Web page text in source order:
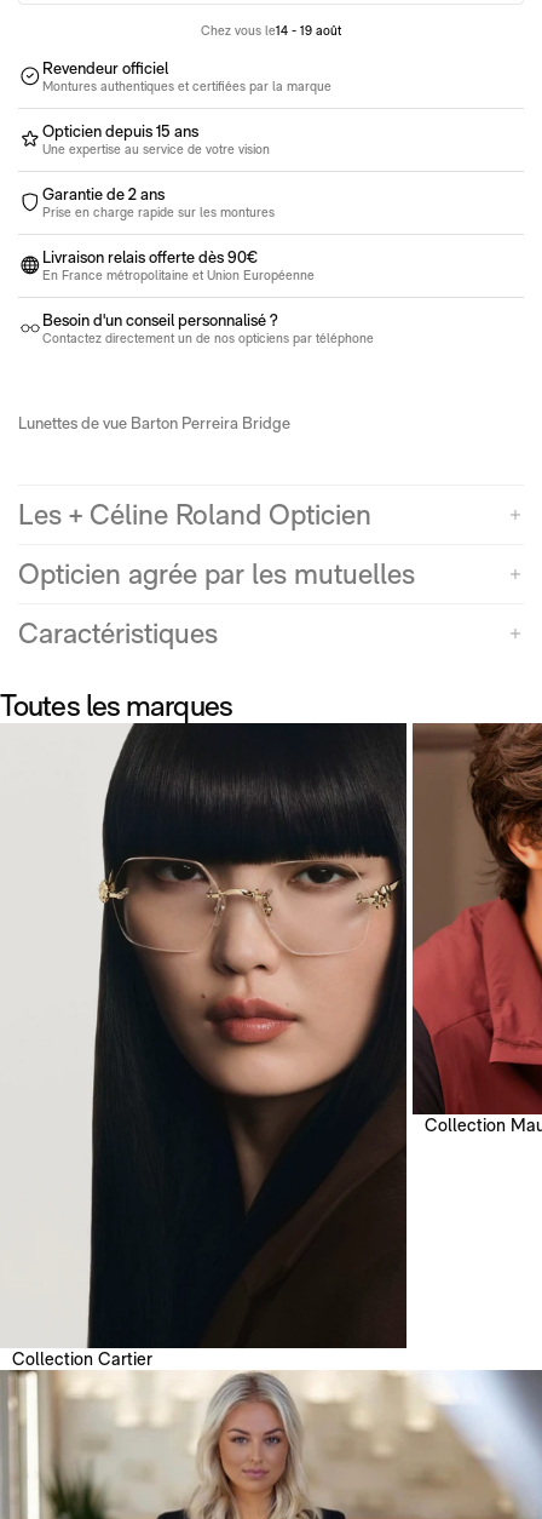
Pack 100% santé
Lunettes de soleil entre 100€ et 350€
Chez vous le14 - 19 août
Revendeur officiel
Montures authentiques et certifiées par la marque
Opticien depuis 15 ans
Une expertise au service de votre vision
Garantie de 2 ans
Prise en charge rapide sur les montures
Livraison relais offerte dès 90€
En France métropolitaine et Union Européenne
Besoin d'un conseil personnalisé ?
Contactez directement un de nos opticiens par téléphone
Lunettes de vue Barton Perreira Bridge
Les + Céline Roland Opticien
Opticien agrée par les mutuelles
Caractéristiques
Toutes les marques
Collection Cartier
Collection